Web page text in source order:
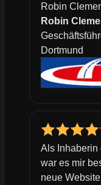
Robin
Robin
Dortmund
Als
war es mir
neue